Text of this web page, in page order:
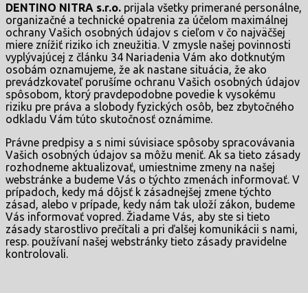
DENTINO NITRA s.r.o. prijala všetky primerané personálne,
organizačné a technické opatrenia za účelom maximálnej
ochrany Vašich osobných údajov s cieľom v čo najväčšej
miere znížiť riziko ich zneužitia. V zmysle našej povinnosti
vyplývajúcej z článku 34 Nariadenia Vám ako dotknutým
osobám oznamujeme, že ak nastane situácia, že ako
prevádzkovateľ porušíme ochranu Vašich osobných údajov
spôsobom, ktorý pravdepodobne povedie k vysokému
riziku pre práva a slobody fyzických osôb, bez zbytočného
odkladu Vám túto skutočnosť oznámime.
Právne predpisy a s nimi súvisiace spôsoby spracovávania
Vašich osobných údajov sa môžu meniť. Ak sa tieto zásady
rozhodneme aktualizovať, umiestnime zmeny na našej
webstránke a budeme Vás o týchto zmenách informovať. V
prípadoch, kedy má dôjsť k zásadnejšej zmene týchto
zásad, alebo v prípade, kedy nám tak uloží zákon, budeme
Vás informovať vopred. Žiadame Vás, aby ste si tieto
zásady starostlivo prečítali a pri ďalšej komunikácii s nami,
resp. používaní našej webstránky tieto zásady pravidelne
kontrolovali.